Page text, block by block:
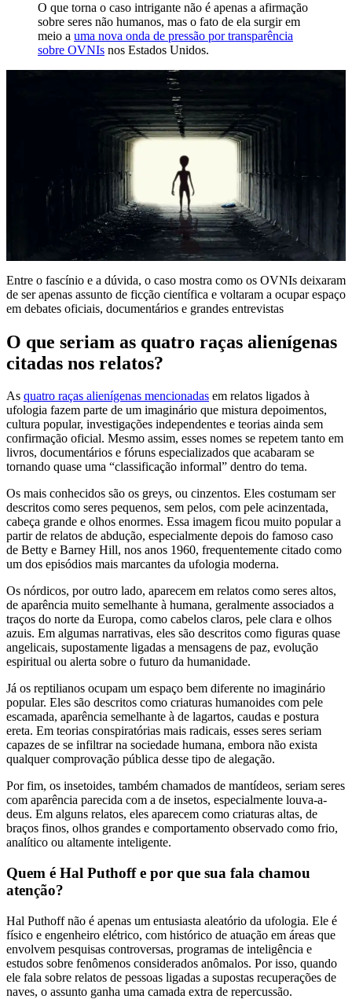
O que torna o caso intrigante não é apenas a afirmação
sobre seres não humanos, mas o fato de ela surgir em
meio a uma nova onda de pressão por transparência
sobre OVNIs nos Estados Unidos.
Entre o fascínio e a dúvida, o caso mostra como os OVNIs deixaram
de ser apenas assunto de ficção científica e voltaram a ocupar espaço
em debates oficiais, documentários e grandes entrevistas
O que seriam as quatro raças alienígenas
citadas nos relatos?
As quatro raças alienígenas mencionadas em relatos ligados à
ufologia fazem parte de um imaginário que mistura depoimentos,
cultura popular, investigações independentes e teorias ainda sem
confirmação oficial. Mesmo assim, esses nomes se repetem tanto em
livros, documentários e fóruns especializados que acabaram se
tornando quase uma “classificação informal” dentro do tema.
Os mais conhecidos são os greys, ou cinzentos. Eles costumam ser
descritos como seres pequenos, sem pelos, com pele acinzentada,
cabeça grande e olhos enormes. Essa imagem ficou muito popular a
partir de relatos de abdução, especialmente depois do famoso caso
de Betty e Barney Hill, nos anos 1960, frequentemente citado como
um dos episódios mais marcantes da ufologia moderna.
Os nórdicos, por outro lado, aparecem em relatos como seres altos,
de aparência muito semelhante à humana, geralmente associados a
traços do norte da Europa, como cabelos claros, pele clara e olhos
azuis. Em algumas narrativas, eles são descritos como figuras quase
angelicais, supostamente ligadas a mensagens de paz, evolução
espiritual ou alerta sobre o futuro da humanidade.
Já os reptilianos ocupam um espaço bem diferente no imaginário
popular. Eles são descritos como criaturas humanoides com pele
escamada, aparência semelhante à de lagartos, caudas e postura
ereta. Em teorias conspiratórias mais radicais, esses seres seriam
capazes de se infiltrar na sociedade humana, embora não exista
qualquer comprovação pública desse tipo de alegação.
Por fim, os insetoides, também chamados de mantídeos, seriam seres
com aparência parecida com a de insetos, especialmente louva-a-
deus. Em alguns relatos, eles aparecem como criaturas altas, de
braços finos, olhos grandes e comportamento observado como frio,
analítico ou altamente inteligente.
Quem é Hal Puthoff e por que sua fala chamou
atenção?
Hal Puthoff não é apenas um entusiasta aleatório da ufologia. Ele é
físico e engenheiro elétrico, com histórico de atuação em áreas que
envolvem pesquisas controversas, programas de inteligência e
estudos sobre fenômenos considerados anômalos. Por isso, quando
ele fala sobre relatos de pessoas ligadas a supostas recuperações de
naves, o assunto ganha uma camada extra de repercussão.